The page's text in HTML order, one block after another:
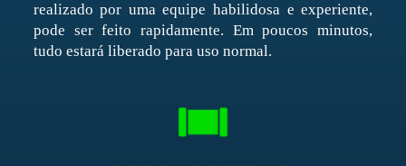
realizado por uma equipe habilidosa e experiente,
pode ser feito rapidamente. Em poucos minutos,
tudo estará liberado para uso normal.